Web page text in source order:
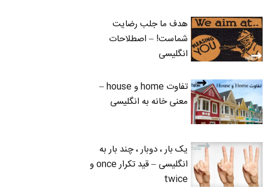
هدف ما جلب رضایت
شماست! – اصطلاحات
انگلیسی
تفاوت home و house –
معنی خانه به انگلیسی
یک بار ، دوبار ، چند بار به
انگلیسی – قید تکرار once و
twice